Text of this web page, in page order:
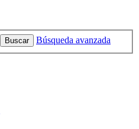
Buscar Búsqueda avanzada